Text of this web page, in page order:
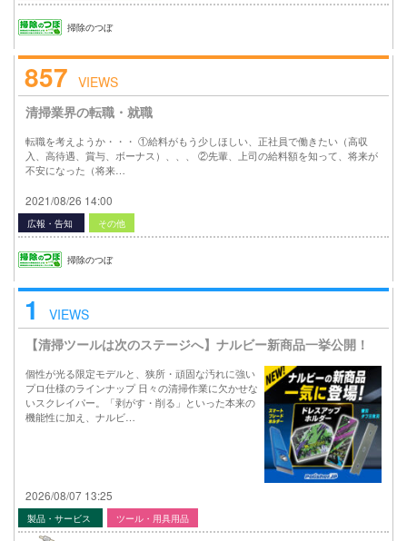
掃除のつぼ
857 VIEWS
清掃業界の転職・就職
転職を考えようか・・・ ①給料がもう少しほしい、正社員で働きたい（高収
入、高待遇、賞与、ボーナス）、、、 ②先輩、上司の給料額を知って、将来が
不安になった（将来…
2021/08/26 14:00
広報・告知 その他
掃除のつぼ
1
VIEWS
【清掃ツールは次のステージへ】ナルビー新商品一挙公開！
個性が光る限定モデルと、狭所・頑固な汚れに強い
プロ仕様のラインナップ 日々の清掃作業に欠かせな
いスクレイパー。「剥がす・削る」といった本来の
機能性に加え、ナルビ…
2026/08/07 13:25
製品・サービス ツール・用具用品